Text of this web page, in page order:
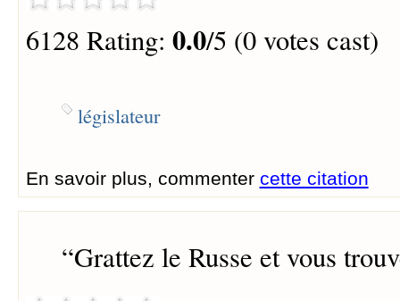
6128 Rating: 0.0/5 (0 votes cast)
législateur
En savoir plus, commenter cette citation
“Grattez le Russe et vous